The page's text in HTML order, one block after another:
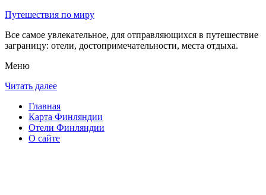
Путешествия по миру
Все самое увлекательное, для отправляющихся в путешествие
заграницу: отели, достопримечательности, места отдыха.
Меню
Читать далее
Главная
Карта Финляндии
Отели Финляндии
О сайте